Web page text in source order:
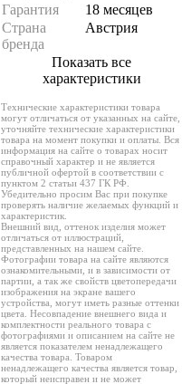
Гарантия
18 месяцев
Страна
бренда
Австрия
Показать все
характеристики
Технические характеристики товара
могут отличаться от указанных на сайте,
уточняйте технические характеристики
товара на момент покупки и оплаты. Вся
информация на сайте о товарах носит
справочный характер и не является
публичной офертой в соответствии с
пунктом 2 статьи 437 ГК РФ.
Убедительно просим Вас при покупке
проверять наличие желаемых функций и
характеристик.
Внешний вид, оттенок изделия может
отличаться от иллюстраций,
представленных на нашем сайте.
Фотографии товара на сайте являются
ознакомительными, и в зависимости от
партии, а так же свойств цветопередачи
изображения на экране вашего
устройства, могут иметь разные оттенки
цвета. Несовпадение внешнего вида и
комплектности реального товара с
фотографиями и описанием на сайте не
является показателем ненадлежащего
качества товара. Товаром
ненадлежащего качества является товар,
который неисправен и не может